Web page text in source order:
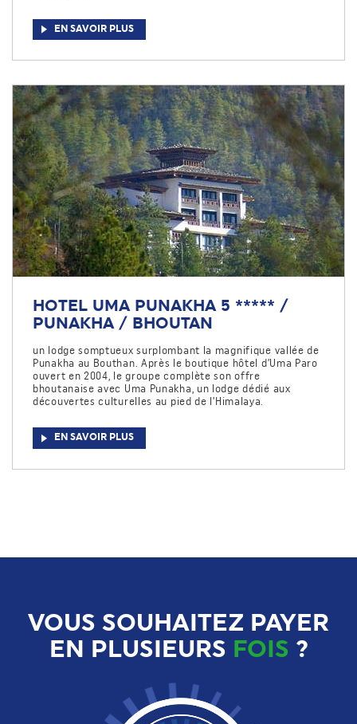
EN SAVOIR PLUS
HOTEL UMA PUNAKHA 5 ***** /
PUNAKHA / BHOUTAN
un lodge somptueux surplombant la magnifique vallée de
Punakha au Bouthan. Après le boutique hôtel d’Uma Paro
ouvert en 2004, le groupe complète son offre
bhoutanaise avec Uma Punakha, un lodge dédié aux
découvertes culturelles au pied de l’Himalaya.
EN SAVOIR PLUS
VOUS SOUHAITEZ PAYER
EN PLUSIEURS FOIS ?